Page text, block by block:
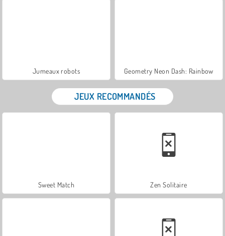
Jumeaux robots Geometry Neon Dash: Rainbow
JEUX RECOMMANDÉS
Sweet Match Zen Solitaire